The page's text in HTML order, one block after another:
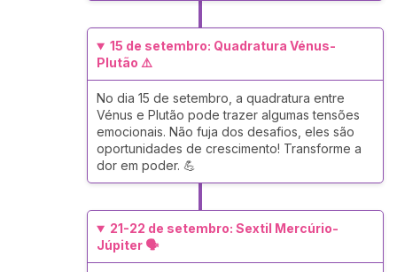
15 de setembro: Quadratura Vénus-
Plutão ⚠️
No dia 15 de setembro, a quadratura entre
Vénus e Plutão pode trazer algumas tensões
emocionais. Não fuja dos desafios, eles são
oportunidades de crescimento! Transforme a
dor em poder. 💪
21-22 de setembro: Sextil Mercúrio-
Júpiter 🗣️